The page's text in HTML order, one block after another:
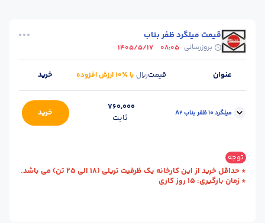
قیمت میلگرد ظفر بناب
بروزرسانی 08:05
1405/5/17
عنوان قیمتریال با ٪۱۰ ارزش افزوده خرید
میلگرد 10 ظفر بناب A2
760,000
ثابت
خرید
سایز :
استاندارد :A2
توجه
* حداقل خرید از این کارخانه یک ظرفیت تریلی (18 الی 25 تن) می باشد.
* زمان بارگیری: 15 روز کاری